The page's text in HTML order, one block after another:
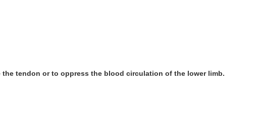
tendon or to oppress the blood circulation of the lower limb.